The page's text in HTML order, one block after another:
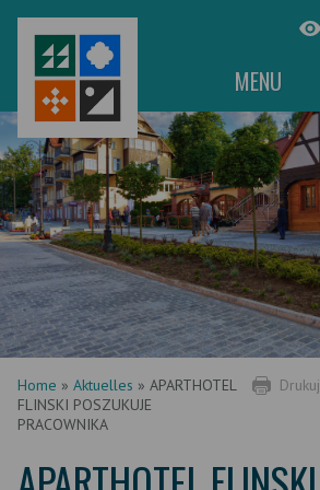
MENU
Drukuj
Home » Aktuelles » APARTHOTEL
FLINSKI POSZUKUJE
PRACOWNIKA